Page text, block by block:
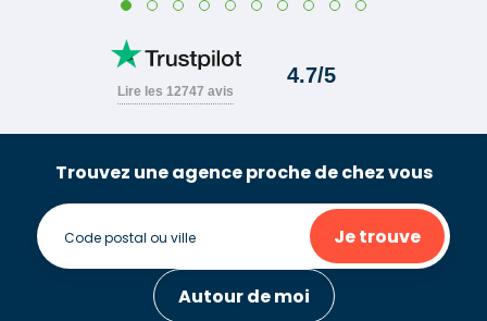
Trouvez une agence proche de chez vous
Je trouve
Autour de moi